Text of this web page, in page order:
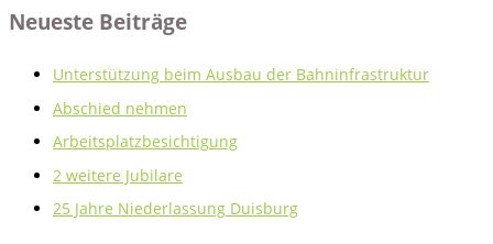
a
Neueste Beiträge
Unterstützung beim Ausbau der Bahninfrastruktur
Abschied nehmen
Arbeitsplatzbesichtigung
2 weitere Jubilare
25 Jahre Niederlassung Duisburg